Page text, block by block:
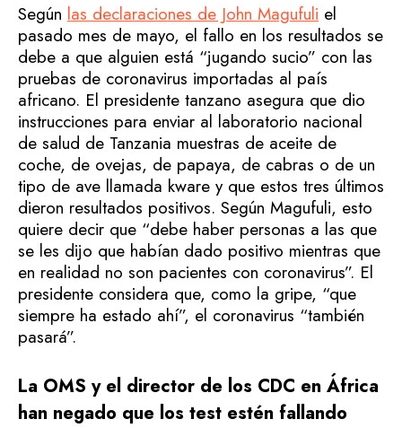
Según las declaraciones de John Magufuli el
pasado mes de mayo, el fallo en los resultados se
debe a que alguien está “jugando sucio” con las
pruebas de coronavirus importadas al país
africano. El presidente tanzano asegura que dio
instrucciones para enviar al laboratorio nacional
de salud de Tanzania muestras de aceite de
coche, de ovejas, de papaya, de cabras o de un
tipo de ave llamada kware y que estos tres últimos
dieron resultados positivos. Según Magufuli, esto
quiere decir que “debe haber personas a las que
se les dijo que habían dado positivo mientras que
en realidad no son pacientes con coronavirus”. El
presidente considera que, como la gripe, “que
siempre ha estado ahí”, el coronavirus “también
pasará”.
La OMS y el director de los CDC en África
han negado que los test estén fallando